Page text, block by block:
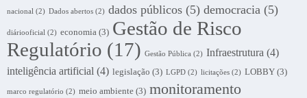
nacional (2) Dados abertos (2) dados públicos (5) democracia (5)
diáriooficial (2) economia (3) Gestão de Risco
Regulatório (17) Gestão Pública (2) Infraestrutura (4)
inteligência artificial (4) legislação (3) LGPD (2) licitações (2) LOBBY (3)
marco regulatório (2) meio ambiente (3) monitoramento